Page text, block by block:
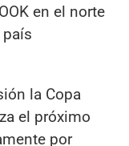
en el norte
país
la Copa
el próximo
por